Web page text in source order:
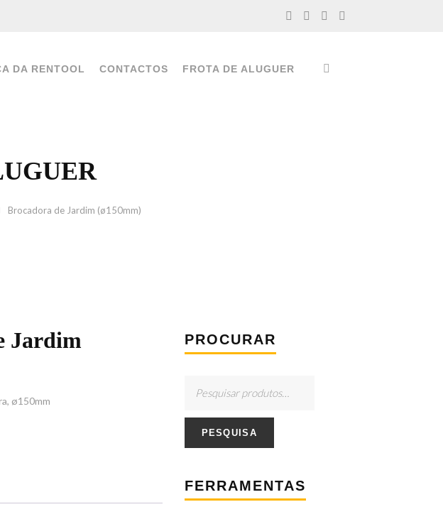
DA RENTOOL CONTACTOS FROTA DE ALUGUER
Brocadora de Jardim (ø150mm)
Jardim
ø150mm
PROCURAR
PESQUISA
FERRAMENTAS